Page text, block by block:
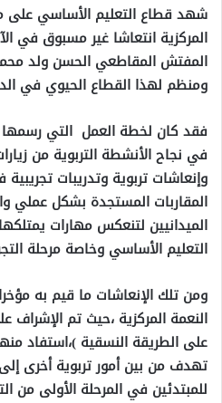
شهد قطاع التعليم الأساسي
المركزية انتعاشا غير مسبوق في
المفتش المقاطعي الحسن ولد
ومنظم لهذا القطاع الحيوي في
فقد كان لخطة العمل التي رسمها
في نجاح الأنشطة التربوية من
وإنعاشات تربوية وتدريبات
المقاربات المستجدة بشكل عملي
الميدانيين لتنعكس مهارات
التعليم الأساسي وخاصة مرحلة
النعمة المركزية ،حيث تم
على الطريقة النسقية )،استفاد
تهدف من بين أمور تربوية أخرى إلى
للمبتدئين في المرحلة الأولى من